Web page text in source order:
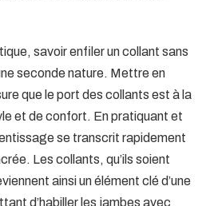
savoir enfiler un collant sans
seconde nature. Mettre en
que le port des collants est à la
et de confort. En pratiquant et
se transcrit rapidement
Les collants, qu’ils soient
ainsi un élément clé d’une
d’habiller les jambes avec